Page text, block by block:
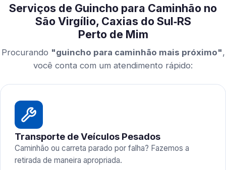
Serviços de Guincho para Caminhão no
São Virgílio, Caxias do Sul‑RS
Perto de Mim
Procurando "guincho para caminhão mais próximo",
você conta com um atendimento rápido:
Transporte de Veículos Pesados
Caminhão ou carreta parado por falha? Fazemos a
retirada de maneira apropriada.